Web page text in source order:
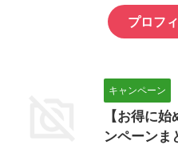
プロフ
キャンペーン
【お得に
ンペーンま